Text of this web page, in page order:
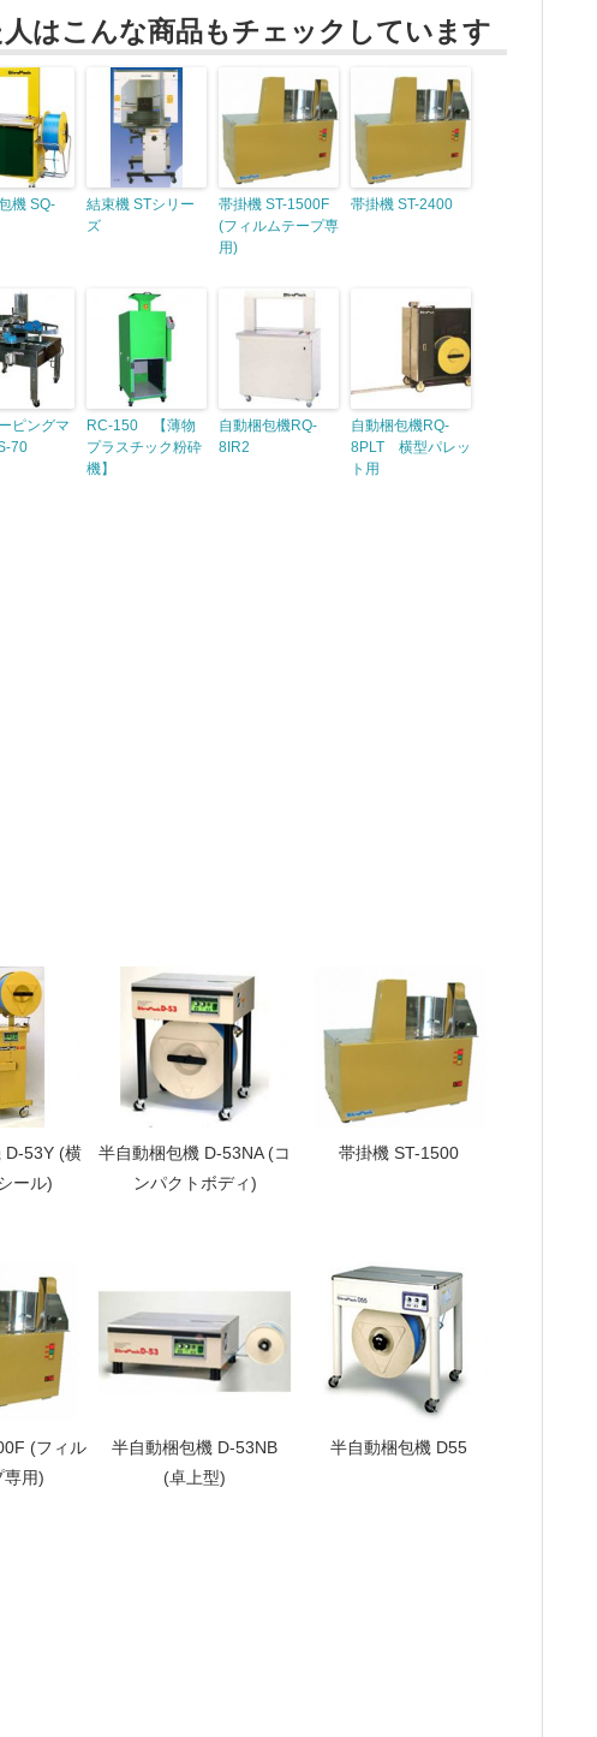
はこんな商品もチェックしています
機 SQ-
結束機 STシリー
ズ
帯掛機 ST-1500F
(フィルムテープ専
用)
帯掛機 ST-2400
ピングマ
70
RC-150 【薄物
プラスチック粉砕
機】
自動梱包機RQ-
8IR2
自動梱包機RQ-
8PLT 横型パレッ
ト用
D-53Y (横
ール)
半自動梱包機 D-53NA (コ
ンパクトボディ)
帯掛機 ST-1500
(フィル
専用)
半自動梱包機 D-53NB
(卓上型)
半自動梱包機 D55